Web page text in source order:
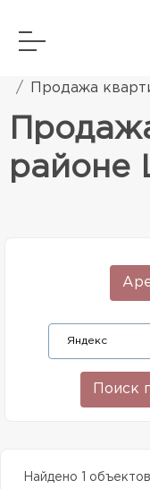
Продажа
районе
Поиск
Найдено 1 объектов